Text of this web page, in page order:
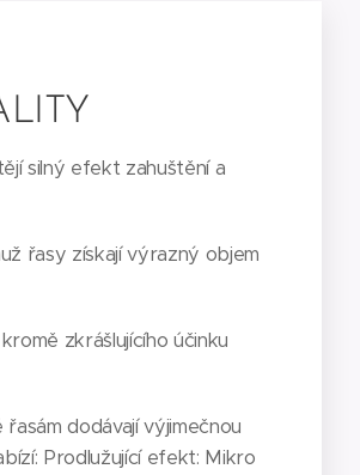
silný efekt zahuštění a
řasy získají výrazný objem
zkrášlujícího účinku
dodávají výjimečnou
Prodlužující efekt: Mikro